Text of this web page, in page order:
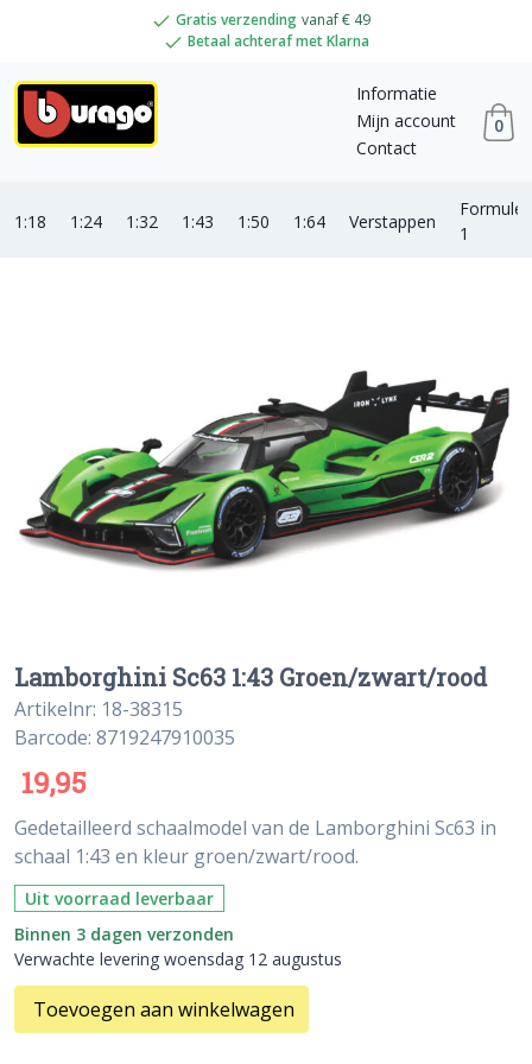
Gratis verzending vanaf € 49
Betaal achteraf met Klarna
Informatie
Mijn account
Contact
0
1:18 1:24 1:32 1:43 1:50 1:64 Verstappen
Formule
1
Lamborghini Sc63 1:43 Groen/zwart/rood
Artikelnr: 18-38315
Barcode: 8719247910035
19,95
Gedetailleerd schaalmodel van de Lamborghini Sc63 in
schaal 1:43 en kleur groen/zwart/rood.
Uit voorraad leverbaar
Binnen 3 dagen verzonden
Verwachte levering woensdag 12 augustus
Toevoegen aan winkelwagen